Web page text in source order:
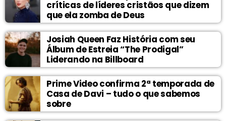
críticas de líderes cristãos que dizem
que ela zomba de Deus
Josiah Queen Faz História com seu
Álbum de Estreia “The Prodigal”
Liderando na Billboard
Prime Video confirma 2ª temporada de
Casa de Davi – tudo o que sabemos
sobre